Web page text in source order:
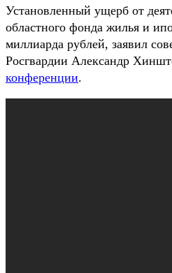
Установленный ущерб от
областного фонда жилья и
миллиарда рублей, заявил
Росгвардии Александр
конференции.